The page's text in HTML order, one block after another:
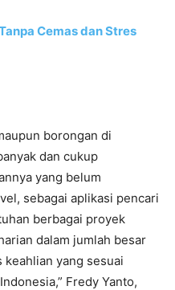
Cemas dan Stres
borongan di
dan cukup
yang belum
sebagai aplikasi pencari
berbagai proyek
dalam jumlah besar
yang sesuai
Fredy Yanto,